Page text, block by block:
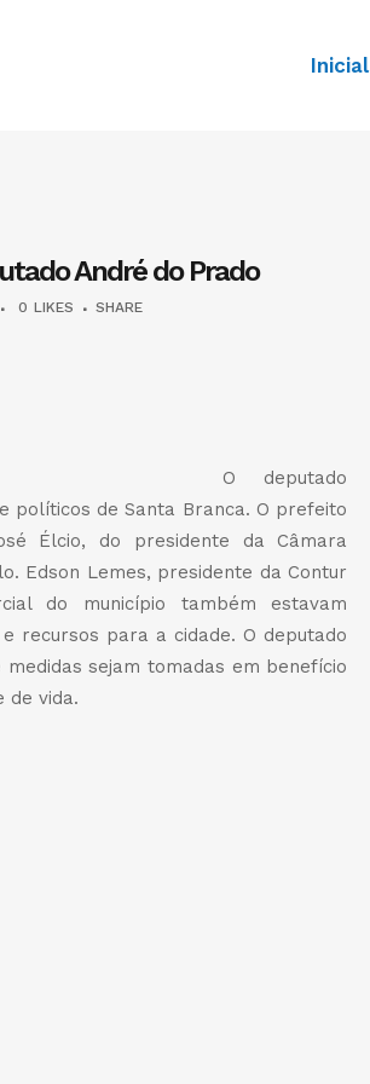
Inicial
André do Prado
0 LIKES SHARE
O deputado
políticos de Santa Branca. O prefeito
Élcio, do presidente da Câmara
Edson Lemes, presidente da Contur
do município também estavam
recursos para a cidade. O deputado
sejam tomadas em benefício
de vida.